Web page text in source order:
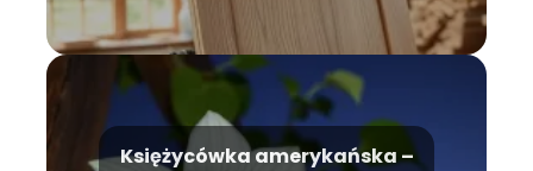
Księżycówka amerykańska –